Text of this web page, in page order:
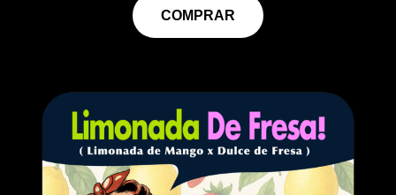
COMPRAR